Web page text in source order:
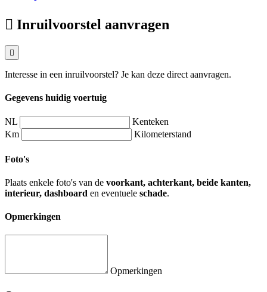
Inruilvoorstel aanvragen
Interesse in een inruilvoorstel? Je kan deze direct aanvragen.
Gegevens huidig voertuig
NL
Kenteken
Km
Kilometerstand
Foto's
Plaats enkele foto's van de voorkant, achterkant, beide kanten,
interieur, dashboard en eventuele schade.
Opmerkingen
Opmerkingen